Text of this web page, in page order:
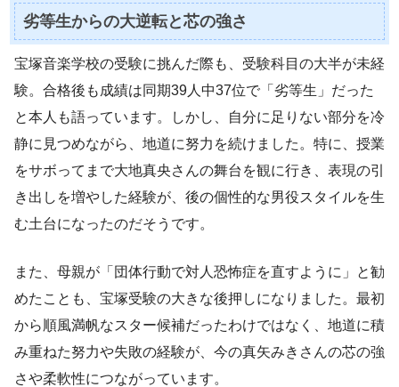
劣等生からの大逆転と芯の強さ
宝塚音楽学校の受験に挑んだ際も、受験科目の大半が未経
験。合格後も成績は同期39人中37位で「劣等生」だった
と本人も語っています。しかし、自分に足りない部分を冷
静に見つめながら、地道に努力を続けました。特に、授業
をサボってまで大地真央さんの舞台を観に行き、表現の引
き出しを増やした経験が、後の個性的な男役スタイルを生
む土台になったのだそうです。
また、母親が「団体行動で対人恐怖症を直すように」と勧
めたことも、宝塚受験の大きな後押しになりました。最初
から順風満帆なスター候補だったわけではなく、地道に積
み重ねた努力や失敗の経験が、今の真矢みきさんの芯の強
さや柔軟性につながっています。